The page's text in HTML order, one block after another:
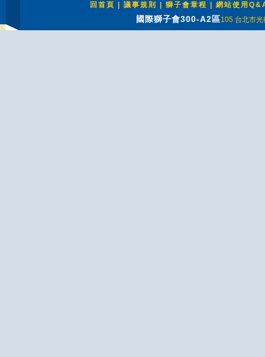
回首頁 議事規則 獅子會章程 網站使用
國際獅子會300-A2區105 台北市